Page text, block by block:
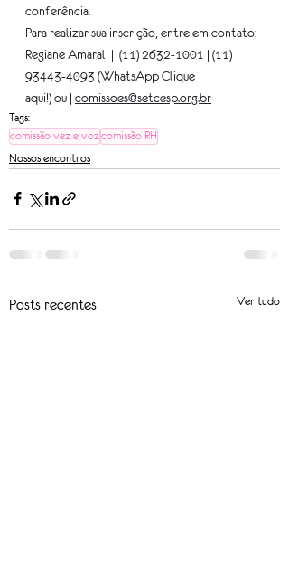
conferência.
Para realizar sua inscrição, entre em contato:
Regiane Amaral  |  (11) 2632-1001 | (11)
93443-4093 (WhatsApp Clique
aqui!) ou | comissoes@setcesp.org.br
Tags:
comissão vez e vozcomissão RH
Nossos encontros
Posts recentes Ver tudo